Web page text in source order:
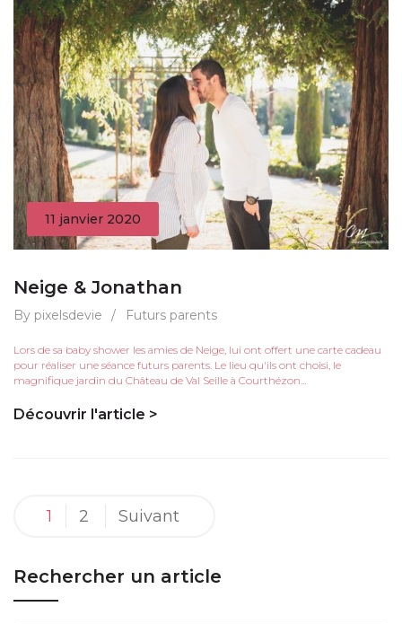
11 janvier 2020
Neige & Jonathan
By pixelsdevie / Futurs parents
Lors de sa baby shower les amies de Neige, lui ont offert une carte cadeau
pour réaliser une séance futurs parents. Le lieu qu'ils ont choisi, le
magnifique jardin du Château de Val Seille à Courthézon...
Découvrir l'article >
Pagination
1 2 Suivant
Rechercher un article